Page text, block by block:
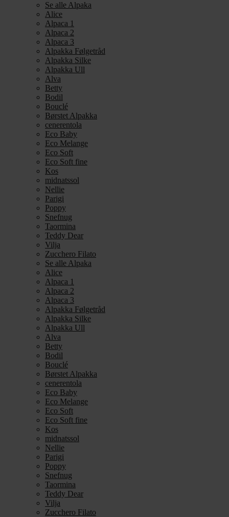
Se alle Alpaka
Alice
Alpaca 1
Alpaca 2
Alpaca 3
Alpakka Følgetråd
Alpakka Silke
Alpakka Ull
Alva
Betty
Bodil
Bouclé
Børstet Alpakka
cenerentola
Eco Baby
Eco Melange
Eco Soft
Eco Soft fine
Kos
midnatssol
Nellie
Parigi
Poppy
Snefnug
Taormina
Teddy Dear
Vilja
Zucchero Filato
Se alle Alpaka
Alice
Alpaca 1
Alpaca 2
Alpaca 3
Alpakka Følgetråd
Alpakka Silke
Alpakka Ull
Alva
Betty
Bodil
Bouclé
Børstet Alpakka
cenerentola
Eco Baby
Eco Melange
Eco Soft
Eco Soft fine
Kos
midnatssol
Nellie
Parigi
Poppy
Snefnug
Taormina
Teddy Dear
Vilja
Zucchero Filato